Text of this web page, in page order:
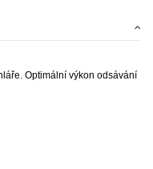
Optimální výkon odsávání